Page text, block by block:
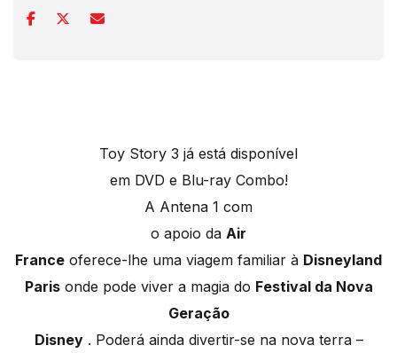
Toy Story 3 já está disponível
em DVD e Blu-ray Combo!
A Antena 1 com
o apoio da Air
France oferece-lhe uma viagem familiar à Disneyland
Parisonde pode viver a magia do Festival da Nova
Geração
Disney. Poderá ainda divertir-se na nova terra –